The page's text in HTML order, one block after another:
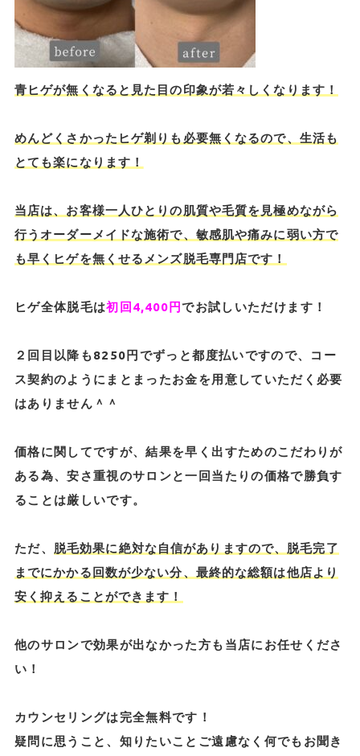
青ヒゲが無くなると見た目の印象が若々しくなります！
めんどくさかったヒゲ剃りも必要無くなるので、生活も
とても楽になります！
当店は、お客様一人ひとりの肌質や毛質を見極めながら
行うオーダーメイドな施術で、敏感肌や痛みに弱い方で
も早くヒゲを無くせるメンズ脱毛専門店です！
ヒゲ全体脱毛は初回4,400円でお試しいただけます！
２回目以降も8250円でずっと都度払いですので、コー
ス契約のようにまとまったお金を用意していただく必要
はありません＾＾
価格に関してですが、結果を早く出すためのこだわりが
ある為、安さ重視のサロンと一回当たりの価格で勝負す
ることは厳しいです。
ただ、 脱毛効果に絶対な自信がありますので、脱毛完了
までにかかる回数が少ない分、最終的な総額は他店より
安く抑えることができます！
他のサロンで効果が出なかった方も当店にお任せくださ
い！
カウンセリングは完全無料です！
疑問に思うこと、知りたいことご遠慮なく何でもお聞き